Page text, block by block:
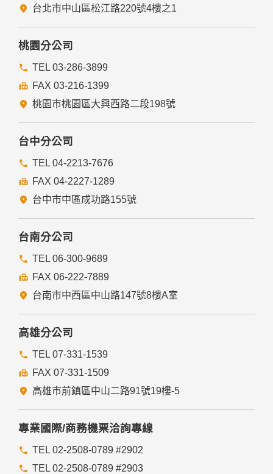
台北市中山區松江路220號4樓之1
桃園分公司
TEL 03-286-3899
FAX 03-216-1399
桃園市桃園區大興西路二段198號
台中分公司
TEL 04-2213-7676
FAX 04-2227-1289
台中市中區成功路155號
台南分公司
TEL 06-300-9689
FAX 06-222-7889
台南市中西區中山路147號8樓A室
高雄分公司
TEL 07-331-1539
FAX 07-331-1509
高雄市前鎮區中山二路91號19樓-5
專業國際/商務機票洽詢專線
TEL 02-2508-0789 #2902
TEL 02-2508-0789 #2903